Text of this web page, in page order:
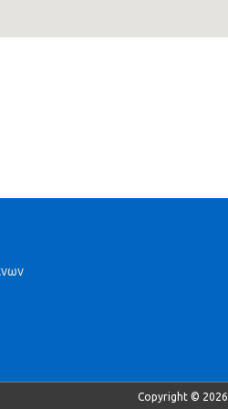
Copyright © 2026